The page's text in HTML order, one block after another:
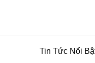
Tin Tức Nổi